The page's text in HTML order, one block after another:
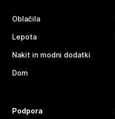
Oblačila
Lepota
Nakit in modni dodatki
Dom
Podpora